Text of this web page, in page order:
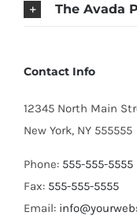
The Avada
Contact Info
12345 North Main
New York, NY 555555
Phone: 555-555-5555
Fax: 555-555-5555
Email: